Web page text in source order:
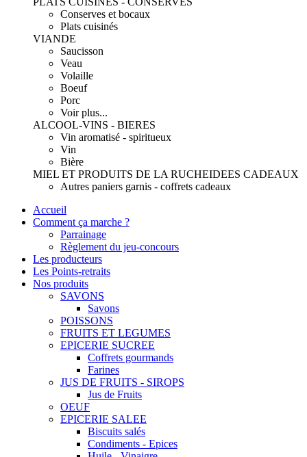
Conserves et bocaux
Plats cuisinés
VIANDE
Saucisson
Veau
Volaille
Boeuf
Porc
Voir plus...
ALCOOL-VINS - BIERES
Vin aromatisé - spiritueux
Vin
Bière
MIEL ET PRODUITS DE LA RUCHEIDEES CADEAUX
Autres paniers garnis - coffrets cadeaux
Accueil
Comment ça marche ?
Parrainage
Règlement du jeu-concours
Les producteurs
Les Points-retraits
Nos produits
SAVONS
Savons
POISSONS
FRUITS ET LEGUMES
EPICERIE SUCREE
Coffrets gourmands
Farines
JUS DE FRUITS - SIROPS
Jus de Fruits
OEUF
EPICERIE SALEE
Biscuits salés
Condiments - Epices